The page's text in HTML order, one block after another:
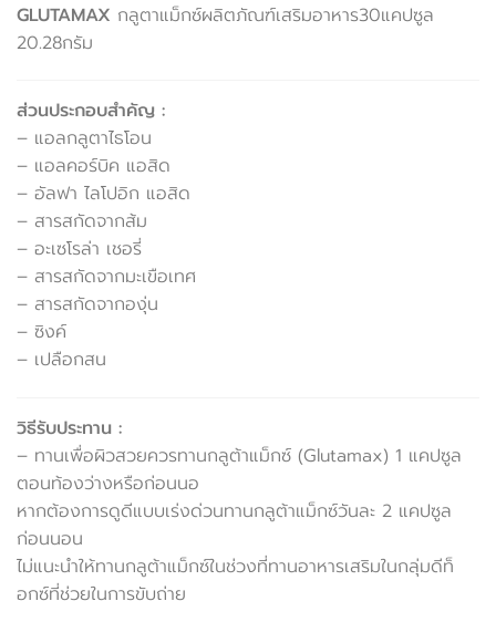
GLUTAMAX กลูตาแม็กซ์ผลิตภัณฑ์เสริมอาหาร30แคปซูล
20.28กรัม
ส่วนประกอบสำคัญ :
– แอลกลูตาไธโอน
– แอลคอร์บิค แอสิด
– อัลฟา ไลโปอิก แอสิด
– สารสกัดจากส้ม
– อะเซโรล่า เชอรี่
– สารสกัดจากมะเขือเทศ
– สารสกัดจากองุ่น
– ซิงค์
– เปลือกสน
วิธีรับประทาน :
– ทานเพื่อผิวสวยควรทานกลูต้าแม็กซ์ (Glutamax) 1 แคปซูล
ตอนท้องว่างหรือก่อนนอ
หากต้องการดูดีแบบเร่งด่วนทานกลูต้าแม็กซ์วันละ 2 แคปซูล
ก่อนนอน
ไม่แนะนำให้ทานกลูต้าแม็กซ์ในช่วงที่ทานอาหารเสริมในกลุ่มดีท็
อกซ์ที่ช่วยในการขับถ่าย